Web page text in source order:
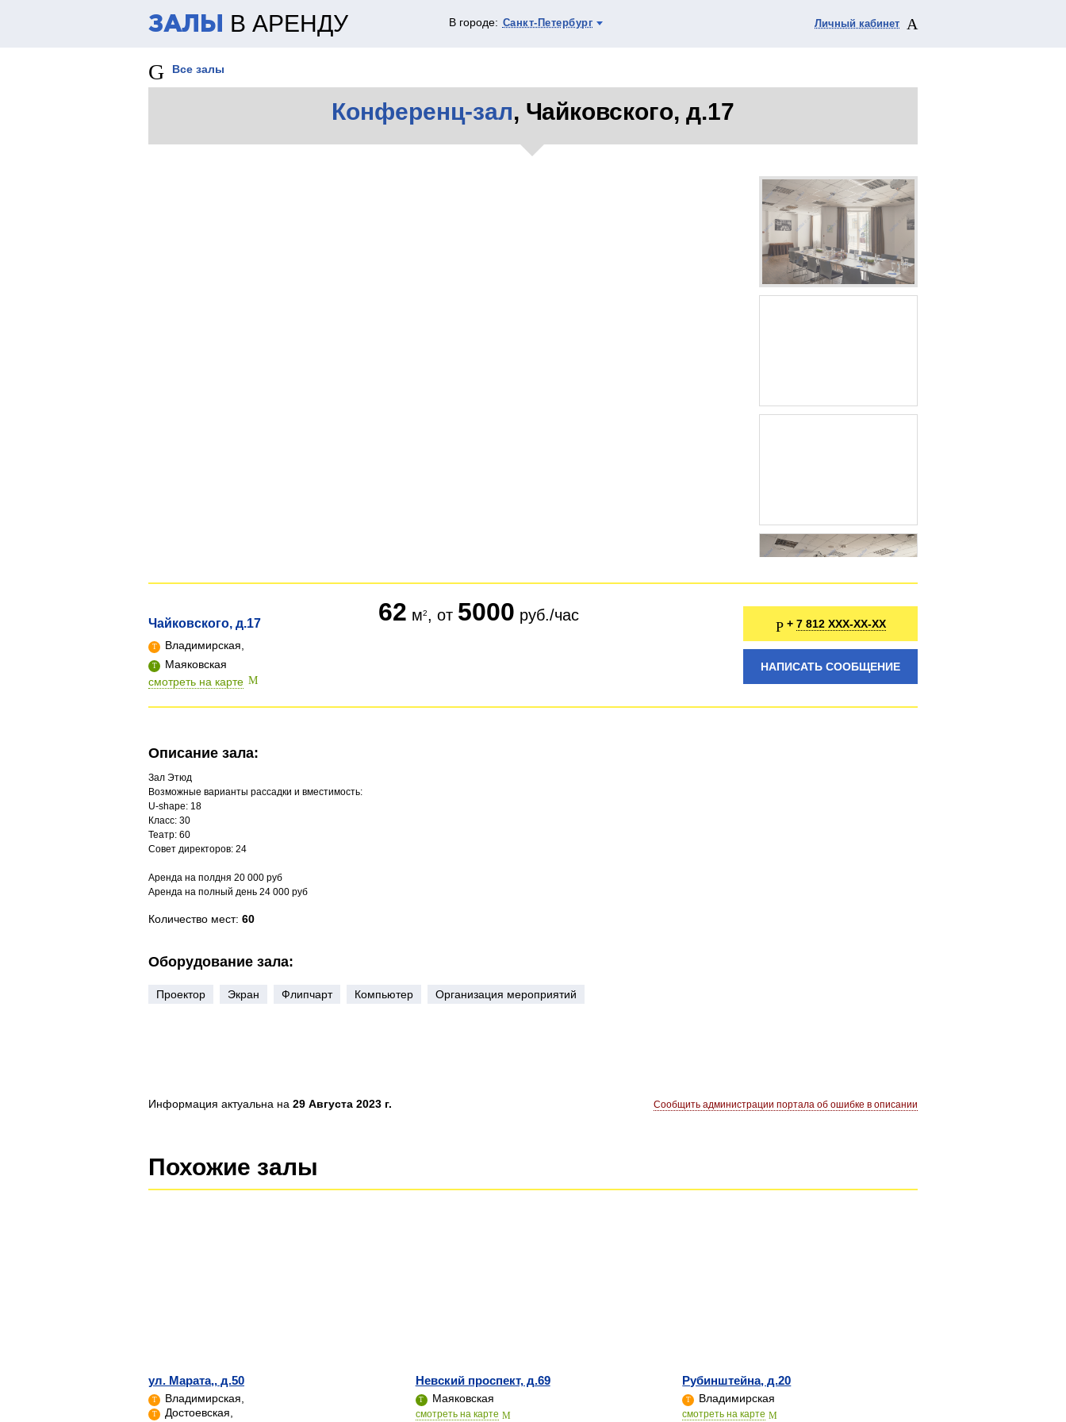
ЗАЛЫ В АРЕНДУ В городе: Санкт-Петербург Личный кабинет
Все залы
Конференц-зал, Чайковского, д.17
Чайковского, д.17
Владимирская,
Маяковская
смотреть на карте
62 м , от 5000 руб./час + 7 812 XXX-XX-XX
НАПИСАТЬ СООБЩЕНИЕ
Описание зала:
Зал Этюд
Возможные варианты рассадки и вместимость:
U-shape: 18
Класс: 30
Театр: 60
Совет директоров: 24
Аренда на полдня 20 000 руб
Аренда на полный день 24 000 руб
Количество мест: 60
Оборудование зала:
Проектор Экран Флипчарт Компьютер Организация мероприятий
Сообщить администрации портала об ошибке в описании
Информация актуальна на 29 Августа 2023 г.
Похожие залы
ул. Марата,, д.50
Владимирская,
Достоевская,
Невский проспект, д.69
Маяковская
cмотреть на карте
Рубинштейна, д.20
Владимирская
cмотреть на карте